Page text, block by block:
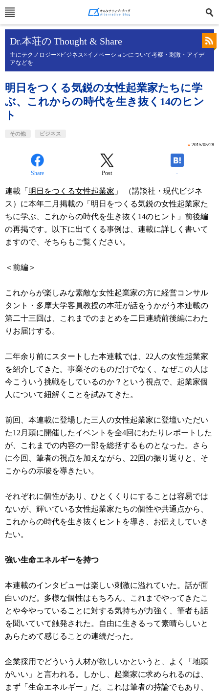
Dr.本荘の Thought & Share
主にテクノロジー×ビジネス×イノベーションについて考察・刺激・アイデ
アなどを
明日をつくる気鋭の女性起業家たちに学
ぶ、これからの時代を生き抜く14のヒン
ト
その他 ビジネス
» 2015/05/28
Share Post -
連載「 明日をつくる女性起業家 」 （講談社・現代ビジネ
ス）に本年二月掲載の「明日をつくる気鋭の女性起業家た
ちに学ぶ、これからの時代を生き抜く14のヒント」前後編
の再掲です。以下に出てくる事例は、連載に詳しく書いて
ますので、そちらもご覧ください。
＜前編＞
これからが楽しみな素敵な女性起業家の方に経営コンサル
タント・多摩大学客員教授の本荘が話をうかがう本連載の
第二十三回は、これまでのまとめを二日連続前後編にわた
りお届けする。
二年余り前にスタートした本連載では、22人の女性起業家
を紹介してきた。事業そのものだけでなく、なぜこの人は
今こういう挑戦をしているのか？という視点で、起業家個
人について紐解くことを試みてきた。
前回、本連載に登場した三人の女性起業家に登壇いただい
た12月頭に開催したイベントを全4回にわたりレポートした
が、これまでの内容の一部を総括するものとなった。さら
に今回、筆者の視点を加えながら、22回の振り返りと、そ
こからの示唆を導きたい。
それぞれに個性があり、ひとくくりにすることは容易では
ないが、輝いている女性起業家たちの個性や共通点から、
これからの時代を生き抜くヒントを導き、お伝えしていき
たい。
強い生命エネルギーを持つ
本連載のインタビューは楽しい刺激に溢れていた。話が面
白いのだ。多様な個性はもちろん、これまでやってきたこ
とや今やっていることに対する気持ちが力強く、筆者も話
を聞いていて触発された。自由に生きるって素晴らしいと
あらためて感じることの連続だった。
企業採用でどういう人材が欲しいかというと、よく「地頭
がいい」と言われる。しかし、起業家に求められるのは、
まず「生命エネルギー」だ。これは筆者の持論でもあり、